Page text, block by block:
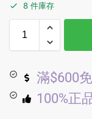
8 件庫存
滿$600
100%正